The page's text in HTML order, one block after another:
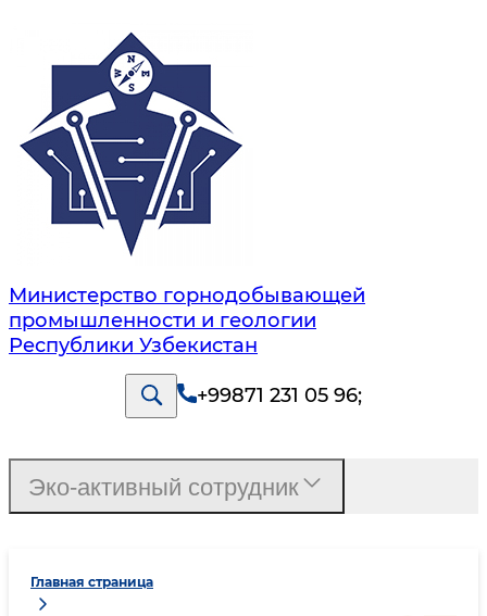
Министерство горнодобывающей
промышленности и геологии
Республики Узбекистан
+99871 231 05 96;
Главная страница
Эко-активный сотрудник